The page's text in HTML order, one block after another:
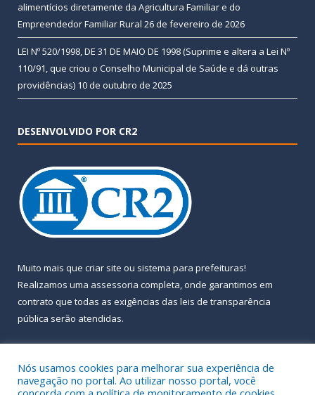
alimentícios diretamente da Agricultura Familiar e do
Empreendedor Familiar Rural 26 de fevereiro de 2026
LEI Nº 520/1998, DE 31 DE MAIO DE 1998 (Suprime e altera a Lei Nº
110/91, que criou o Conselho Municipal de Saúde e dá outras
providências) 10 de outubro de 2025
DESENVOLVIDO POR CR2
Muito mais que criar site ou sistema para prefeituras!
Realizamos uma assessoria completa, onde garantimos em
contrato que todas as exigências das leis de transparência
pública serão atendidas.
Nós usamos cookies para melhorar sua experiência de
navegação no portal. Ao utilizar nosso portal, você